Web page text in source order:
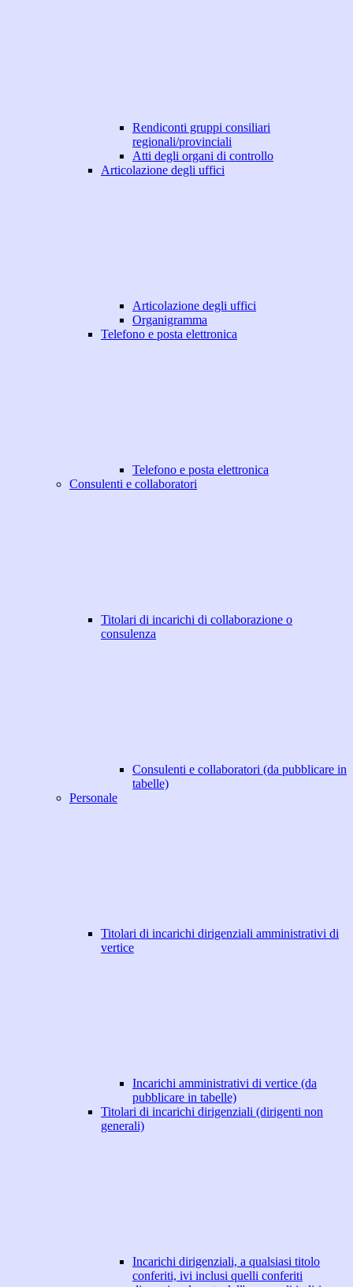
Rendiconti gruppi consiliari
regionali/provinciali
Atti degli organi di controllo
Articolazione degli uffici
Articolazione degli uffici
Organigramma
Telefono e posta elettronica
Telefono e posta elettronica
Consulenti e collaboratori
Titolari di incarichi di collaborazione o
consulenza
Consulenti e collaboratori (da pubblicare in
tabelle)
Personale
Titolari di incarichi dirigenziali amministrativi di
vertice
Incarichi amministrativi di vertice (da
pubblicare in tabelle)
Titolari di incarichi dirigenziali (dirigenti non
generali)
Incarichi dirigenziali, a qualsiasi titolo
conferiti, ivi inclusi quelli conferiti